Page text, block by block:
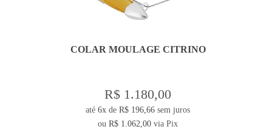
COLAR MOULAGE CITRINO
R$ 1.180,00
até6x deR$ 196,66 sem juros
ouR$ 1.062,00 via Pix